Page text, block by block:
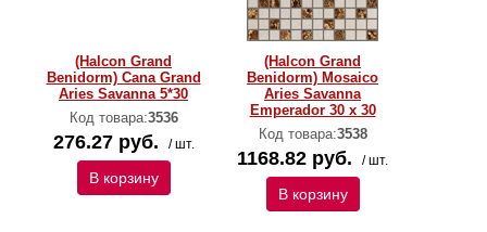
(Halcon Grand
Benidorm) Cana Grand
Aries Savanna 5*30
Код товара:3536
276.27 руб. / шт.
В корзину
(Halcon Grand
Benidorm) Mosaico
Aries Savanna
Emperador 30 x 30
Код товара:3538
1168.82 руб. / шт.
В корзину